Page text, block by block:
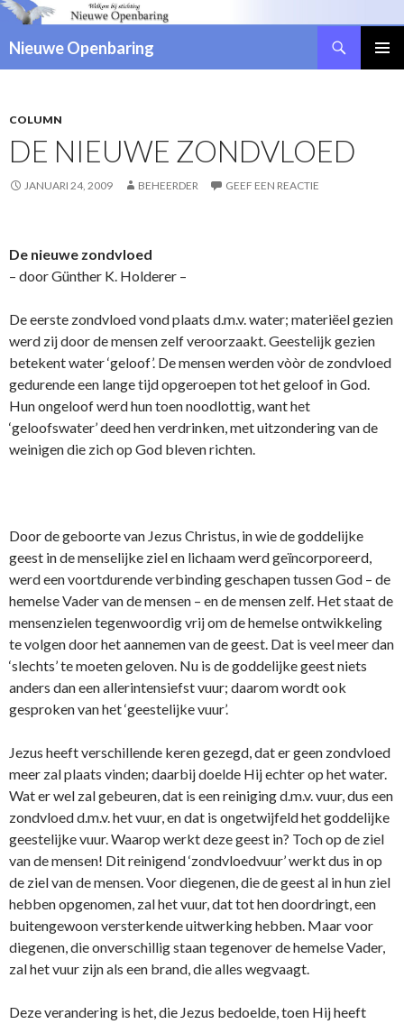
Nieuwe Openbaring
SPRINGEN
COLUMN
DE NIEUWE ZONDVLOED
JANUARI 24, 2009 BEHEERDER GEEF EEN REACTIE
De nieuwe zondvloed
– door Günther K. Holderer –
De eerste zondvloed vond plaats d.m.v. water; materiëel gezien
werd zij door de mensen zelf veroorzaakt. Geestelijk gezien
betekent water ‘geloof’. De mensen werden vòòr de zondvloed
gedurende een lange tijd opgeroepen tot het geloof in God.
Hun o­ngeloof werd hun toen noodlottig, want het
‘geloofswater’ deed hen verdrinken, met uitzondering van de
weinigen die zich op God bleven richten.
Door de geboorte van Jezus Christus, in wie de goddelijke
geest in de menselijke ziel en lichaam werd geïncorporeerd,
werd een voortdurende verbinding geschapen tussen God – de
hemelse Vader van de mensen – en de mensen zelf. Het staat de
mensenzielen tegenwoordig vrij om de hemelse o­ntwikkeling
te volgen door het aannemen van de geest. Dat is veel meer dan
‘slechts’ te moeten geloven. Nu is de goddelijke geest niets
anders dan een allerintensiefst vuur; daarom wordt ook
gesproken van het ‘geestelijke vuur’.
Jezus heeft verschillende keren gezegd, dat er geen zondvloed
meer zal plaats vinden; daarbij doelde Hij echter op het water.
Wat er wel zal gebeuren, dat is een reiniging d.m.v. vuur, dus een
zondvloed d.m.v. het vuur, en dat is o­ngetwijfeld het goddelijke
geestelijke vuur. Waarop werkt deze geest in? Toch op de ziel
van de mensen! Dit reinigend ‘zondvloedvuur’ werkt dus in op
de ziel van de mensen. Voor diegenen, die de geest al in hun ziel
hebben opgenomen, zal het vuur, dat tot hen doordringt, een
buitengewoon versterkende uitwerking hebben. Maar voor
diegenen, die o­nverschillig staan tegenover de hemelse Vader,
zal het vuur zijn als een brand, die alles wegvaagt.
Deze verandering is het, die Jezus bedoelde, toen Hij heeft